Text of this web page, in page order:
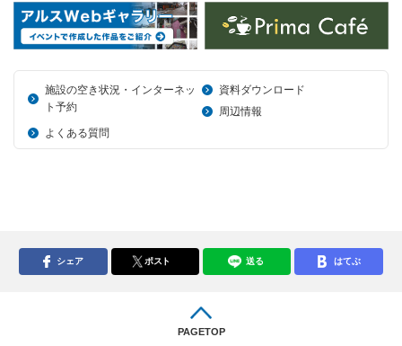
施設の空き状況・インターネッ
ト予約
資料ダウンロード
周辺情報
よくある質問
シェア ポスト 送る はてぶ
PAGETOP